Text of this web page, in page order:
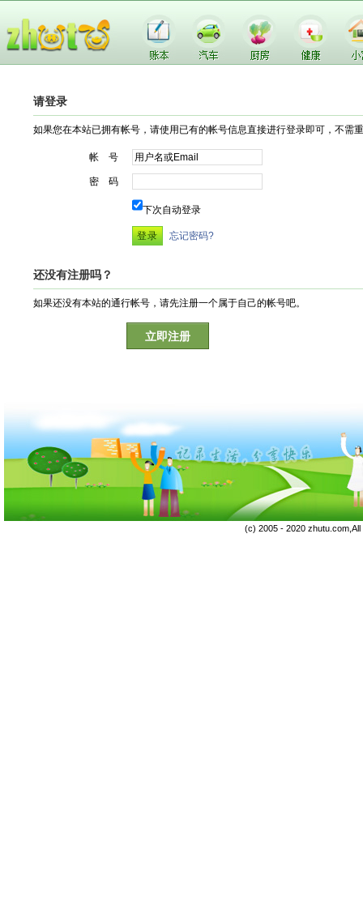
请登录
如果您在本站已拥有帐号，请使用已有的帐号信息直接进行登录即可，不需
帐 号
密 码
下次自动登录
忘记密码?
还没有注册吗？
如果还没有本站的通行帐号，请先注册一个属于自己的帐号吧。
立即注册
(c) 2005 - 2020